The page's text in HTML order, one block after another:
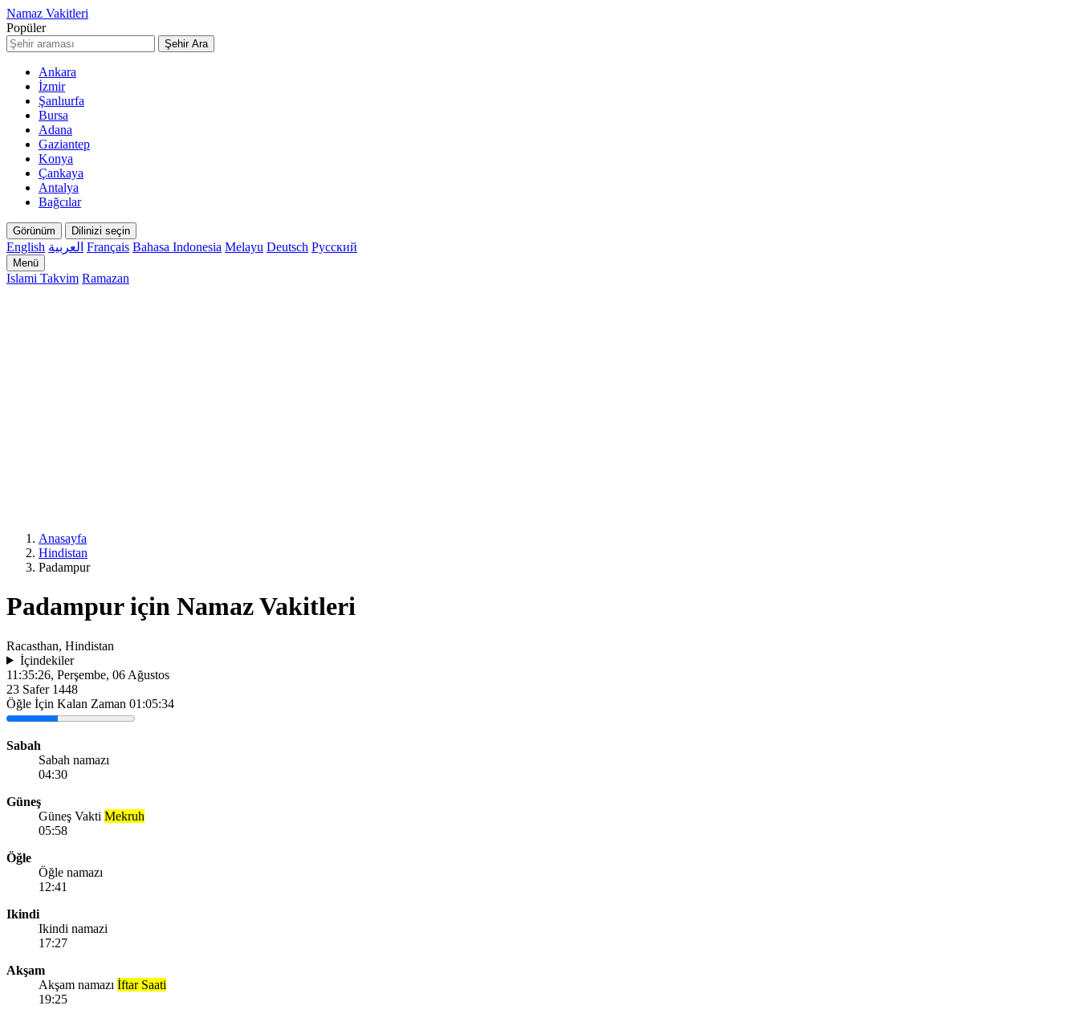
Namaz Vakitleri
Popüler
Şehir Ara
Ankara
İzmir
Şanlıurfa
Bursa
Adana
Gaziantep
Konya
Çankaya
Antalya
Bağcılar
Görünüm Dilinizi seçin
English العربية Français Bahasa Indonesia Melayu Deutsch Русский
Menü
Islami Takvim Ramazan
Anasayfa
Hindistan
Padampur
Padampur için Namaz Vakitleri
Racasthan, Hindistan
İçindekiler
11:35:26, Perşembe, 06 Ağustos
23 Safer 1448
Öğle İçin Kalan Zaman 01:05:34
Sabah
Sabah namazı
04:30
Güneş
Güneş Vakti Mekruh
05:58
Öğle
Öğle namazı
12:41
Ikindi
Ikindi namazi
17:27
Akşam
Akşam namazı İftar Saati
19:25